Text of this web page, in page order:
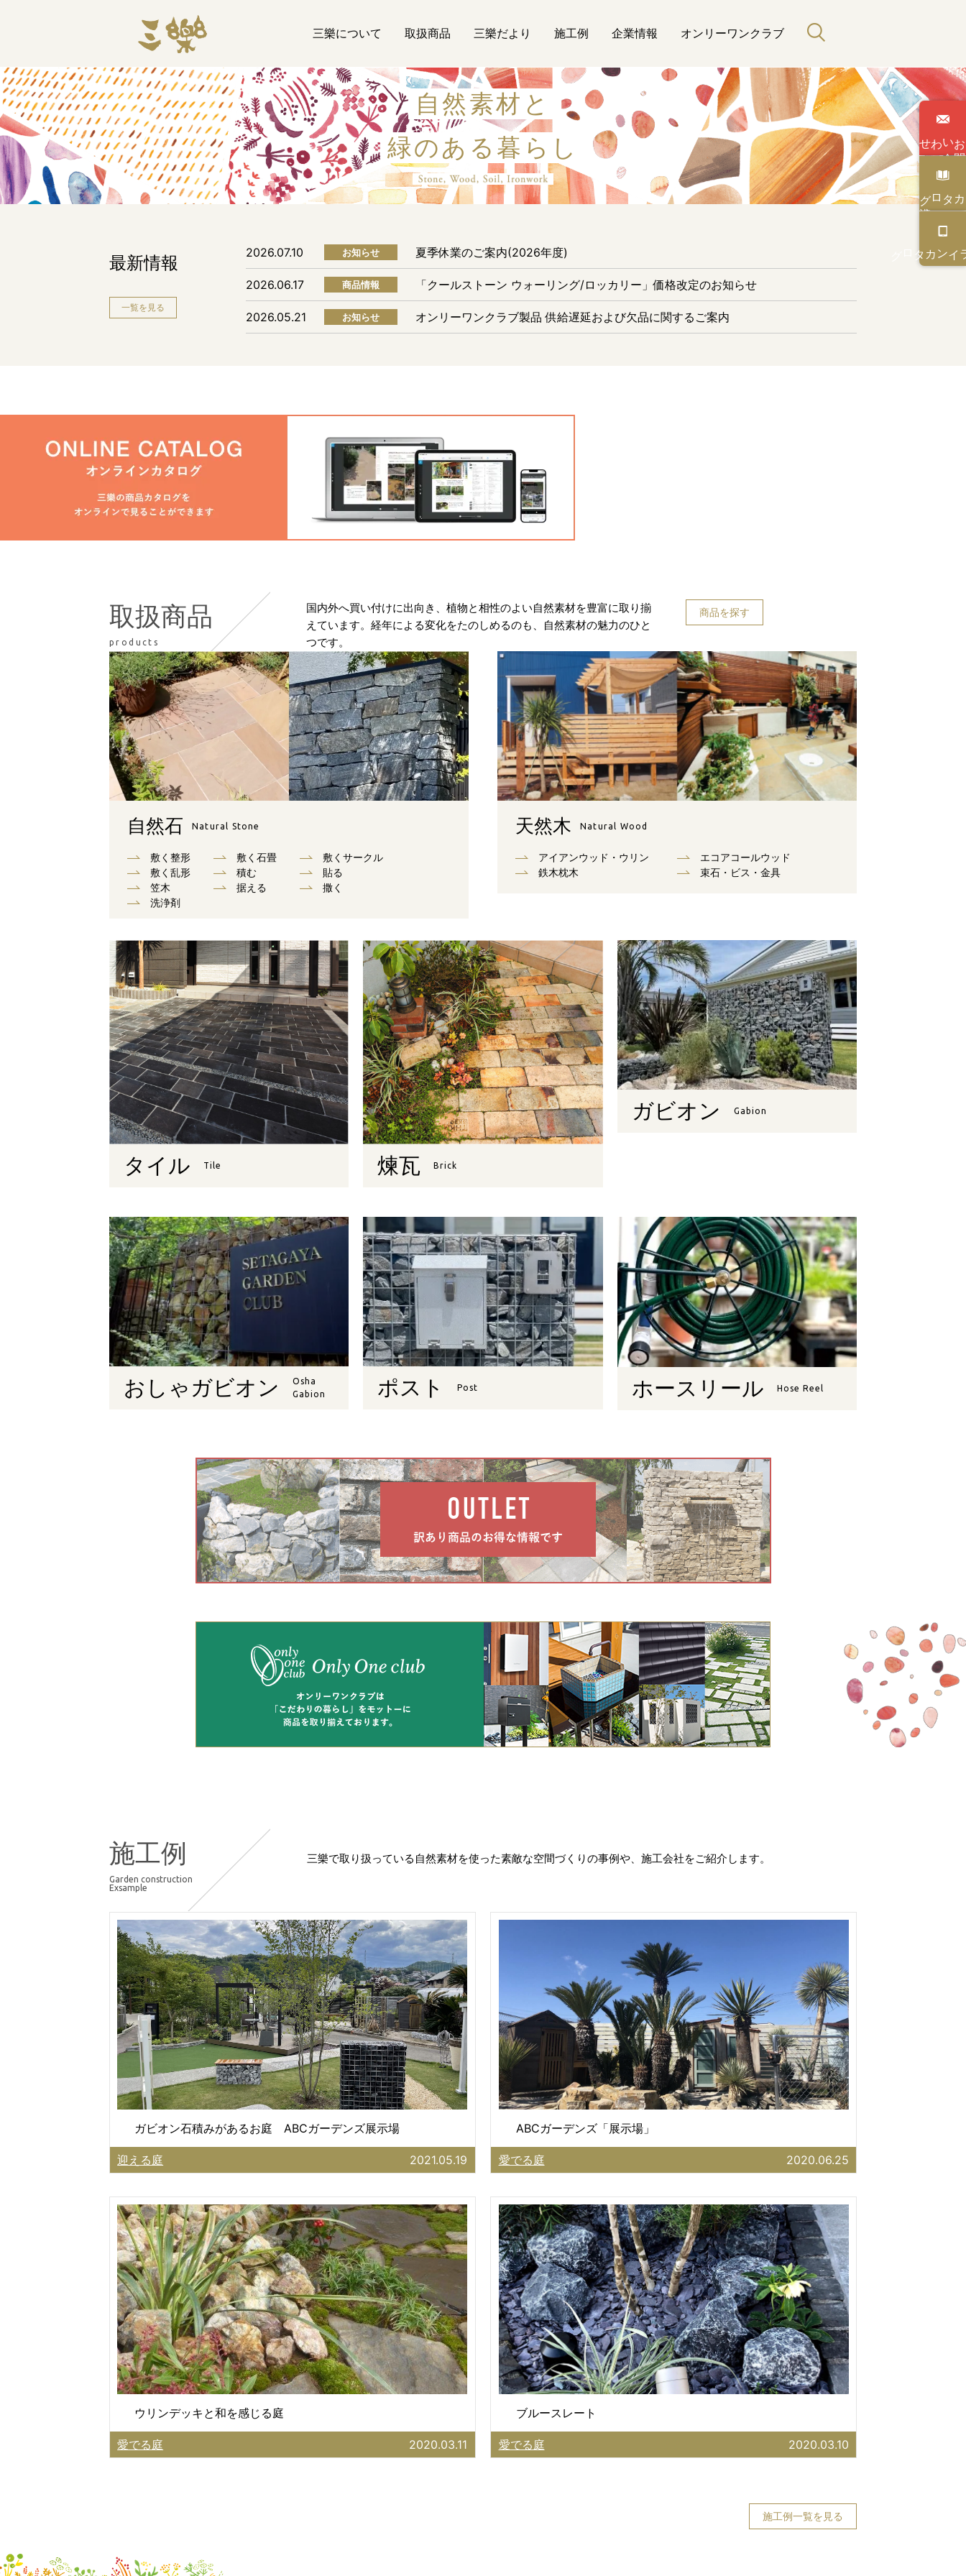
い
わせ
カタログ
オンライン
三樂について 取扱商品 三樂だより 施工例 企業情報 オンリーワンクラブ
自然素材と
緑のある暮らし
最新情報
一覧を見る
2026.07.10 お知らせ 夏季休業のご案内(2026年度)
2026.06.17 商品情報 「クールストーン ウォーリング/ロッカリー」価格改定のお知らせ
2026.05.21 お知らせ オンリーワンクラブ製品 供給遅延および欠品に関するご案内
取扱商品
products
国内外へ買い付けに出向き、植物と相性のよい自然素材を豊富に取り揃
えています。経年による変化をたのしめるのも、自然素材の魅力のひと
つです。
商品を探す
自然石 Natural Stone
敷く整形 敷く石畳
敷くサークル
敷く乱形
積む
貼る
笠木
据える
撒く
洗浄剤
天然木 Natural Wood
アイアンウッド・ウリン
エコアコールウッド
鉄木枕木
束⽯・ビス・⾦具
タイル Tile 煉瓦 Brick
ガビオン Gabion
おしゃガビオン
Osha
Gabion
ポスト Post ホースリール Hose Reel
施工例
Garden construction
Exsample
三樂で取り扱っている自然素材を使った素敵な空間づくりの事例や、施工会社をご紹介します。
ガビオン石積みがあるお庭 ABCガーデンズ展示場
迎える庭 2021.05.19
ABCガーデンズ「展示場」
愛でる庭 2020.06.25
ウリンデッキと和を感じる庭
愛でる庭 2020.03.11
ブルースレート
愛でる庭 2020.03.10
施工例一覧を見る